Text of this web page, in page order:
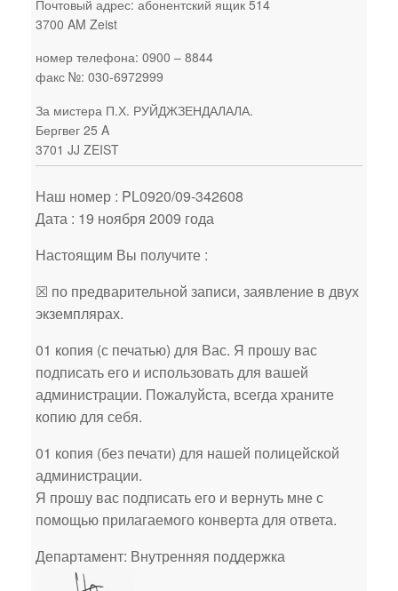
Почтовый адрес: абонентский ящик 514
3700 AM Zeist
номер телефона: 0900 – 8844
факс №: 030-6972999
За мистера П.Х. РУЙДЖЗЕНДАЛАЛА.
Бергвег 25 A
3701 JJ ZEIST
Наш номер : PL0920/09-342608
Дата : 19 ноября 2009 года
Настоящим Вы получите :
☒ по предварительной записи, заявление в двух
экземплярах.
01 копия (с печатью) для Вас. Я прошу вас
подписать его и использовать для вашей
администрации. Пожалуйста, всегда храните
копию для себя.
01 копия (без печати) для нашей полицейской
администрации.
Я прошу вас подписать его и вернуть мне с
помощью прилагаемого конверта для ответа.
Департамент: Внутренняя поддержка